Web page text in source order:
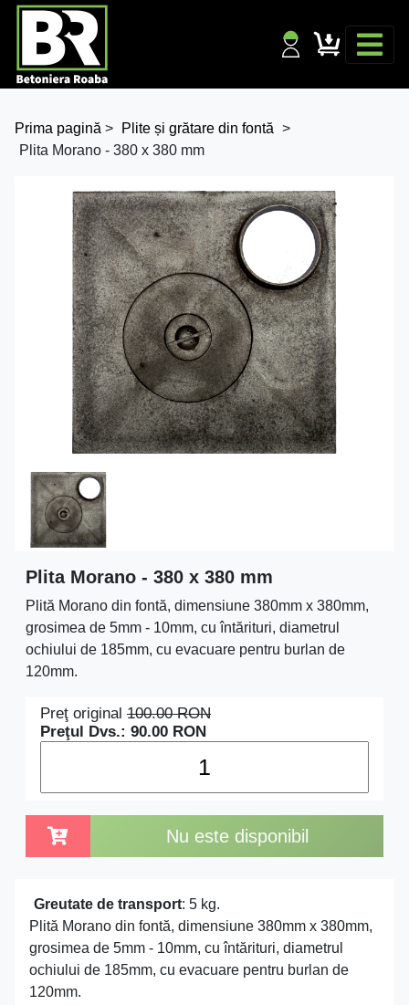
Prima pagină > Plite și grătare din fontă >
Plita Morano - 380 x 380 mm
Plita Morano - 380 x 380 mm
Plită Morano din fontă, dimensiune 380mm x 380mm,
grosimea de 5mm - 10mm, cu întărituri, diametrul
ochiului de 185mm, cu evacuare pentru burlan de
120mm.
Preţ original 100.00RON
Preţul Dvs.: 90.00 RON
Nu este disponibil
Greutate de transport: 5 kg.
Plită Morano din fontă, dimensiune 380mm x 380mm,
grosimea de 5mm - 10mm, cu întărituri, diametrul
ochiului de 185mm, cu evacuare pentru burlan de
120mm.